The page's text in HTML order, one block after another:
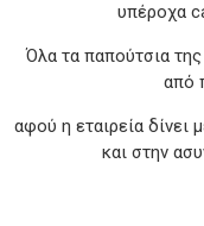
υπέροχα
Όλα τα παπούτσια της
από
αφού η εταιρεία δίνει
και στην